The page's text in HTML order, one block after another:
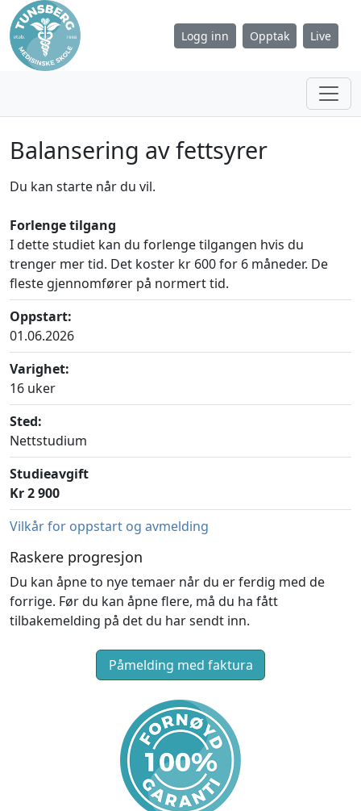
Logg inn Opptak Live
Balansering av fettsyrer
Du kan starte når du vil.
Forlenge tilgang
I dette studiet kan du forlenge tilgangen hvis du
trenger mer tid. Det koster kr 600 for 6 måneder. De
fleste gjennomfører på normert tid.
Oppstart:
01.06.2026
Varighet:
16 uker
Sted:
Nettstudium
Studieavgift
Kr 2 900
Vilkår for oppstart og avmelding
Raskere progresjon
Du kan åpne to nye temaer når du er ferdig med de
forrige. Før du kan åpne flere, må du ha fått
tilbakemelding på det du har sendt inn.